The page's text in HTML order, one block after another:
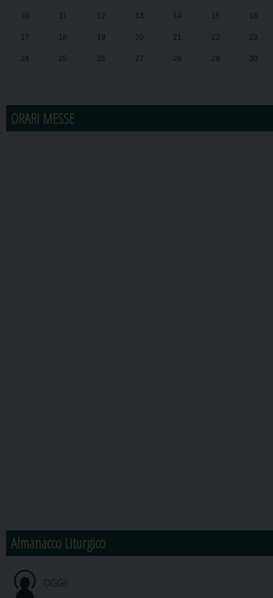
10 11 12 13 14 15 16
17 18 19 20 21 22 23
24 25 26 27 28 29 30
ORARI MESSE
Almanacco Liturgico
OGGI: